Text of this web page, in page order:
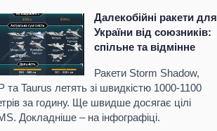
Далекобійні ракети для
України від союзників:
спільне та відмінне
Ракети Storm Shadow,
та Taurus летять зі швидкістю 1000-1100
за годину. Ще швидше досягає цілі
Докладніше – на інфографіці.